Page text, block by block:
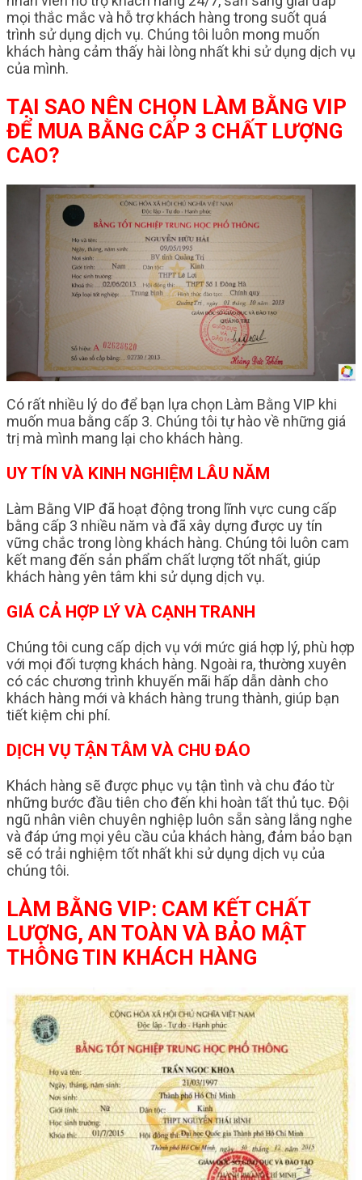
mọi thắc mắc và hỗ trợ khách hàng trong suốt quá
trình sử dụng dịch vụ. Chúng tôi luôn mong muốn
khách hàng cảm thấy hài lòng nhất khi sử dụng dịch vụ
của mình.
TẠI SAO NÊN CHỌN LÀM BẰNG VIP
ĐỂ MUA BẰNG CẤP 3 CHẤT LƯỢNG
CAO?
Có rất nhiều lý do để bạn lựa chọn Làm Bằng VIP khi
muốn mua bằng cấp 3. Chúng tôi tự hào về những giá
trị mà mình mang lại cho khách hàng.
UY TÍN VÀ KINH NGHIỆM LÂU NĂM
Làm Bằng VIP đã hoạt động trong lĩnh vực cung cấp
bằng cấp 3 nhiều năm và đã xây dựng được uy tín
vững chắc trong lòng khách hàng. Chúng tôi luôn cam
kết mang đến sản phẩm chất lượng tốt nhất, giúp
khách hàng yên tâm khi sử dụng dịch vụ.
GIÁ CẢ HỢP LÝ VÀ CẠNH TRANH
Chúng tôi cung cấp dịch vụ với mức giá hợp lý, phù hợp
với mọi đối tượng khách hàng. Ngoài ra, thường xuyên
có các chương trình khuyến mãi hấp dẫn dành cho
khách hàng mới và khách hàng trung thành, giúp bạn
tiết kiệm chi phí.
DỊCH VỤ TẬN TÂM VÀ CHU ĐÁO
Khách hàng sẽ được phục vụ tận tình và chu đáo từ
những bước đầu tiên cho đến khi hoàn tất thủ tục. Đội
ngũ nhân viên chuyên nghiệp luôn sẵn sàng lắng nghe
và đáp ứng mọi yêu cầu của khách hàng, đảm bảo bạn
sẽ có trải nghiệm tốt nhất khi sử dụng dịch vụ của
chúng tôi.
LÀM BẰNG VIP: CAM KẾT CHẤT
LƯỢNG, AN TOÀN VÀ BẢO MẬT
THÔNG TIN KHÁCH HÀNG